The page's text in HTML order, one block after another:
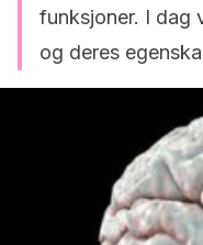
funksjoner. I dag
og deres